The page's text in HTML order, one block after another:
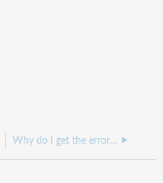
Why do I get the error "The page isn't redirecting properly" when logging into ILLiad?